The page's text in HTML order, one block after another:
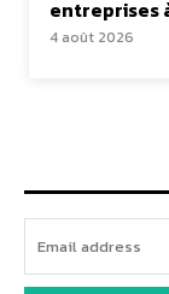
entreprises
4 août 2026